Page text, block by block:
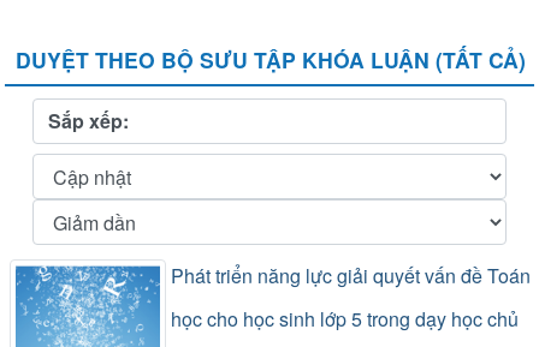
DUYỆT THEO BỘ SƯU TẬP KHÓA LUẬN (TẤT CẢ)
Sắp xếp:
Phát triển năng lực giải quyết vấn đề Toán
học cho học sinh lớp 5 trong dạy học chủ